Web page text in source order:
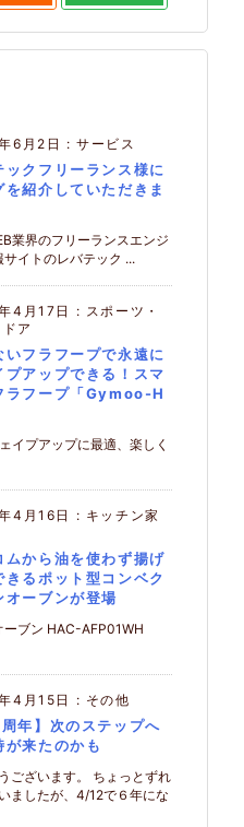
6月2日 :サービス
ックフリーランス様に
を紹介していただきま
業界のフリーランスエンジ
イトのレバテック ...
4月17日 : スポーツ・
ア
いフラフープで永遠に
プアップできる！スマ
ラフープ「Gymoo-H
イプアップに最適、楽しく
4月16日 : キッチン家
ムから油を使わず揚げ
きるポット型コンベク
オーブンが登場
ーブン HAC-AFP01WH
4月15日 : その他
周年】次のステップへ
が来たのかも
ございます。 ちょっとずれ
ましたが、4/12で６年にな